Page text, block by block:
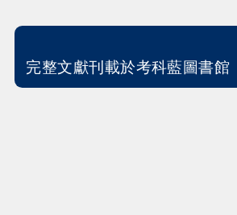
完整文獻刊載於考科藍圖書館